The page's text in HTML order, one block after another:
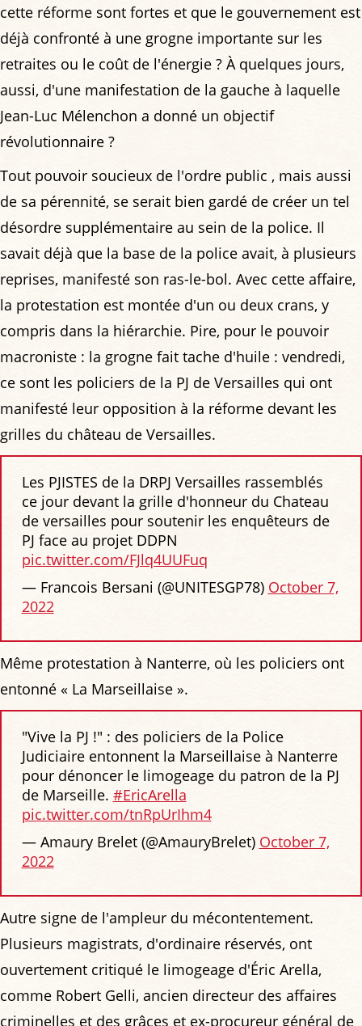
cette réforme sont fortes et que le gouvernement est
déjà confronté à une grogne importante sur les
retraites ou le coût de l'énergie ? À quelques jours,
aussi, d'une manifestation de la gauche à laquelle
Jean-Luc Mélenchon a donné un objectif
révolutionnaire ?
Tout pouvoir soucieux de l'ordre public , mais aussi
de sa pérennité, se serait bien gardé de créer un tel
désordre supplémentaire au sein de la police. Il
savait déjà que la base de la police avait, à plusieurs
reprises, manifesté son ras-le-bol. Avec cette affaire,
la protestation est montée d'un ou deux crans, y
compris dans la hiérarchie. Pire, pour le pouvoir
macroniste : la grogne fait tache d'huile : vendredi,
ce sont les policiers de la PJ de Versailles qui ont
manifesté leur opposition à la réforme devant les
grilles du château de Versailles.
Les PJISTES de la DRPJ Versailles rassemblés
ce jour devant la grille d'honneur du Chateau
de versailles pour soutenir les enquêteurs de
PJ face au projet DDPN
pic.twitter.com/FJlq4UUFuq
— Francois Bersani (@UNITESGP78) October 7,
2022
Même protestation à Nanterre, où les policiers ont
entonné « La Marseillaise ».
"Vive la PJ !" : des policiers de la Police
Judiciaire entonnent la Marseillaise à Nanterre
pour dénoncer le limogeage du patron de la PJ
de Marseille. #EricArella
pic.twitter.com/tnRpUrIhm4
— Amaury Brelet (@AmauryBrelet) October 7,
2022
Autre signe de l'ampleur du mécontentement.
Plusieurs magistrats, d'ordinaire réservés, ont
ouvertement critiqué le limogeage d'Éric Arella,
comme Robert Gelli, ancien directeur des affaires
criminelles et des grâces et ex-procureur général de